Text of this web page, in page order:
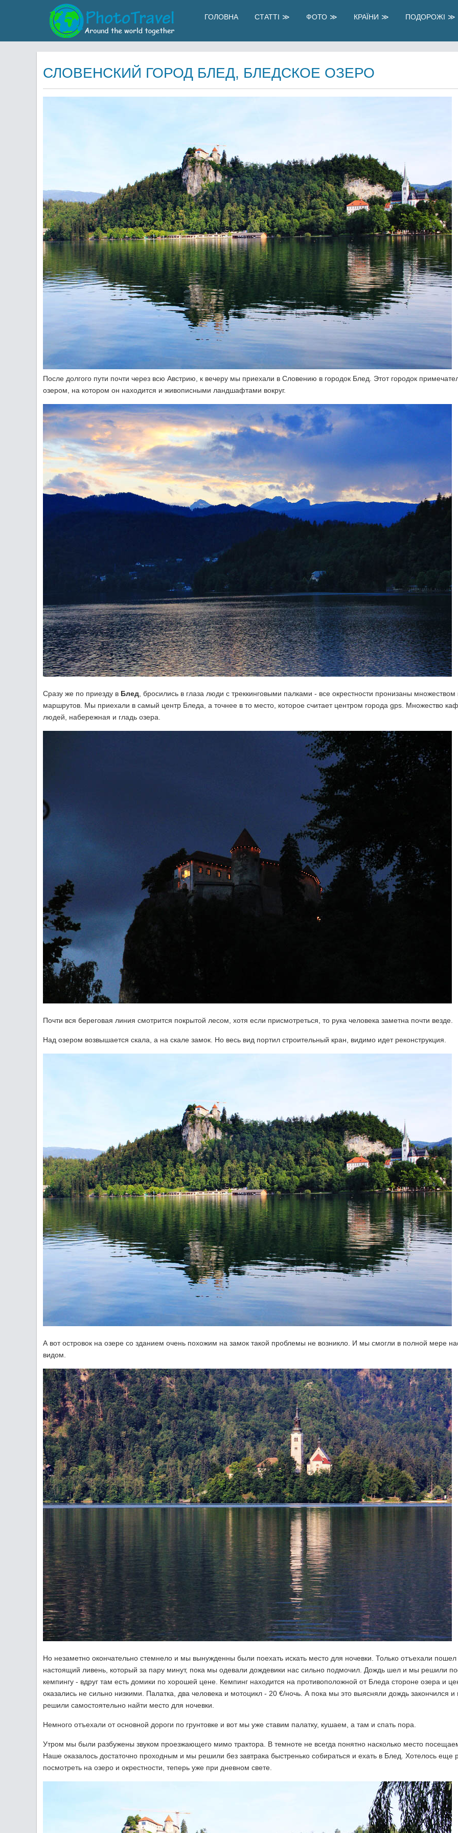
ГОЛОВНА СТАТТІ ФОТО КРАЇНИ ПОДОРОЖІ
СЛОВЕНСКИЙ ГОРОД БЛЕД, БЛЕДСКОЕ ОЗЕРО
После долгого пути почти через всю Австрию, к вечеру мы приехали в Словению в городок Блед. Этот городок
озером, на котором он находится и живописными ландшафтами вокруг.
Сразу же по приезду в Блед , бросились в глаза люди с треккинговыми палками - все окрестности пронизаны
маршрутов. Мы приехали в самый центр Бледа, а точнее в то место, которое считает центром города gps. Множество
людей, набережная и гладь озера.
Почти вся береговая линия смотрится покрытой лесом, хотя если присмотреться, то рука человека заметна почти везде.
Над озером возвышается скала, а на скале замок. Но весь вид портил строительный кран, видимо идет реконструкция.
А вот островок на озере со зданием очень похожим на замок такой проблемы не возникло. И мы смогли в полной мере
видом.
Но незаметно окончательно стемнело и мы вынужденны были поехать искать место для ночевки. Только отъехали пошел
настоящий ливень, который за пару минут, пока мы одевали дождевики нас сильно подмочил. Дождь шел и мы решили
кемпингу - вдруг там есть домики по хорошей цене. Кемпинг находится на противоположной от Бледа стороне озера и
оказались не сильно низкими. Палатка, два человека и мотоцикл - 20 €/ночь. А пока мы это выясняли дождь закончился
решили самостоятельно найти место для ночевки.
Немного отъехали от основной дороги по грунтовке и вот мы уже ставим палатку, кушаем, а там и спать пора.
Утром мы были разбужены звуком проезжающего мимо трактора. В темноте не всегда понятно насколько место
Наше оказалось достаточно проходным и мы решили без завтрака быстренько собираться и ехать в Блед. Хотелось еще
посмотреть на озеро и окрестности, теперь уже при дневном свете.